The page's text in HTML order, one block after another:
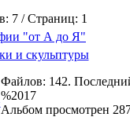
7 / Страниц: 1
"от А до Я"
и скульптуры
Файлов: 142.
%2017
Альбом просмотрен